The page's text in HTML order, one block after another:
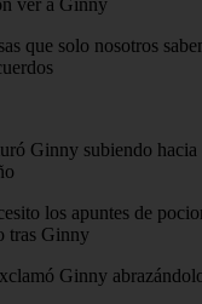
que solo nosotros
Ginny subiendo hacia
los apuntes de
tras Ginny
Ginny